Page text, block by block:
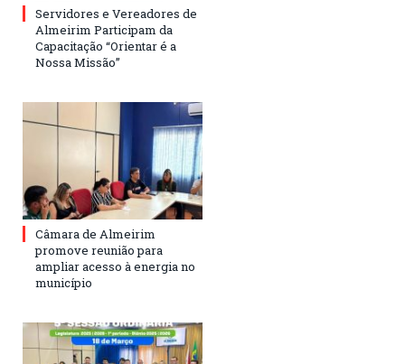
Servidores e Vereadores de
Almeirim Participam da
Capacitação “Orientar é a
Nossa Missão”
Câmara de Almeirim
promove reunião para
ampliar acesso à energia no
município